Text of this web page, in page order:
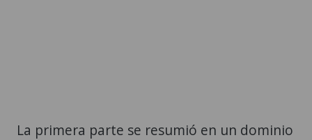
La primera parte se resumió en un dominio